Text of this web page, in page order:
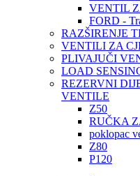
VENTIL
FORD -
RAZŠIRENJE
VENTILI ZA
PLIVAJUČI
LOAD
REZERVNI
VENTILE
Z50
RUČKA
poklopac
Z80
P120